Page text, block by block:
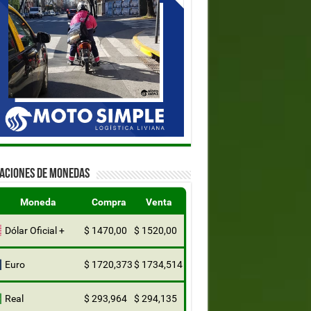
DE MONEDAS
Moneda Compra Venta
Dólar Oficial + $ 1470,00 $ 1520,00
Euro $ 1720,373$ 1734,514
Real $ 293,964 $ 294,135